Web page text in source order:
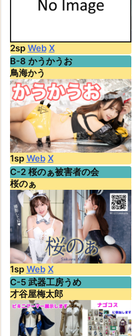
2sp Web X
B-8 かうかうお
鳥海かう
1sp Web X
C-2 桜のぁ被害者の会
桜のぁ
1sp Web X
C-5 武器工房うめ
才谷屋梅太郎